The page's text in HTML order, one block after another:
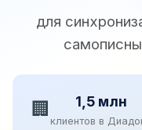
для
🏢 1,5 млн
клиентов в